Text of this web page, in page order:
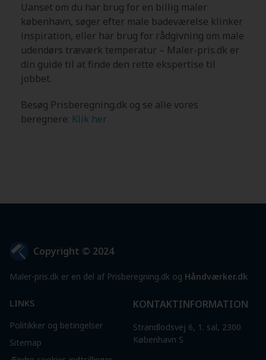
Uanset om du har brug for en billig maler
københavn, søger efter male badeværelse klinker
inspiration, eller har brug for rådgivning om male
udendørs træværk temperatur – Maler-pris.dk er
din guide til at finde den rette ekspertise til
jobbet.
Besøg Prisberegning.dk og se alle vores
beregnere: Klik her
Copyright © 2024
Maler-pris.dk er en del af Prisberegning.dk og Håndværker.dk
LINKS
Politikker og betingelser
Sitemap
KONTAKTINFORMATION
Strandlodsvej 6, 1. sal, 2300
København S